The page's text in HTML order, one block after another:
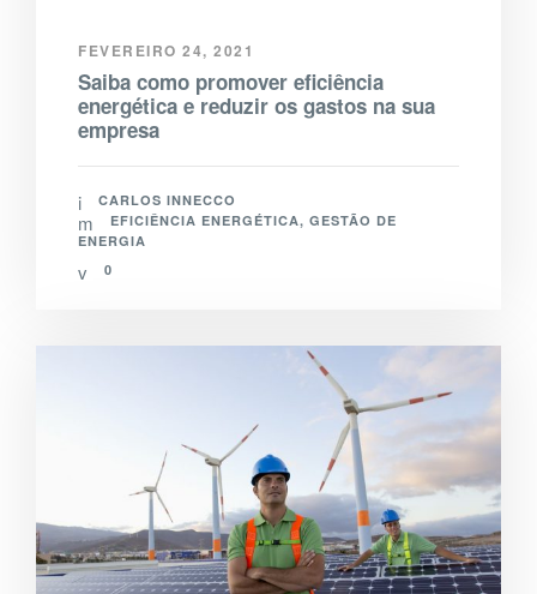
FEVEREIRO 24, 2021
Saiba como promover eficiência
energética e reduzir os gastos na sua
empresa
CARLOS INNECCO
EFICIÊNCIA ENERGÉTICA, GESTÃO DE
ENERGIA
0